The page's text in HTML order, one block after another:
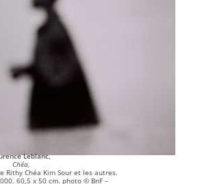
Leblanc,
Chéa,
Rithy Chéa Kim Sour et les autres.
60,5 x 50 cm. photo © BnF –